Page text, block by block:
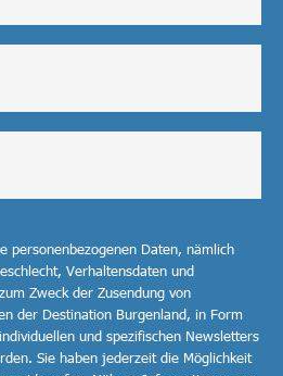
personenbezogenen Daten, nämlich
Verhaltensdaten und
Zweck der Zusendung von
der Destination Burgenland, in Form
und spezifischen Newsletters
Sie haben jederzeit die Möglichkeit